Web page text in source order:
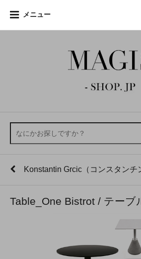
メニュー
Konstantin Grcic（コンスタンチ
Table_One Bistrot / テーブ